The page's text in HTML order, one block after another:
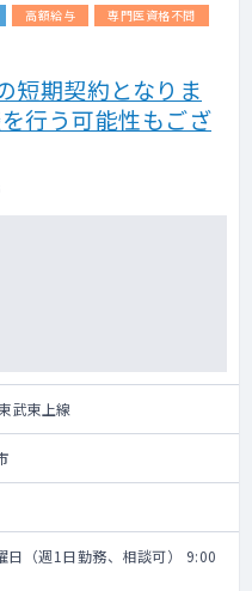
高額給与
専門医資格不問
短期契約となりま
行う可能性もござ
武東上線
日（週1日勤務、相談可） 9:00